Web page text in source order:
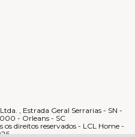
, Estrada Geral Serrarias - SN -
- Orleans - SC
direitos reservados - LCL Home -